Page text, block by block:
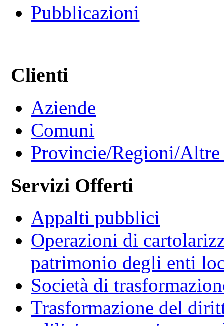
Pubblicazioni
Clienti
Aziende
Comuni
Provincie/Regioni/
Servizi Offerti
Appalti pubblici
Operazioni di
patrimonio degli enti
Società di
Trasformazione del